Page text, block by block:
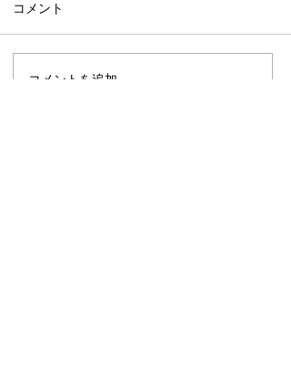
Paeʻāina Challenge レー
コメント
コメントを追加…